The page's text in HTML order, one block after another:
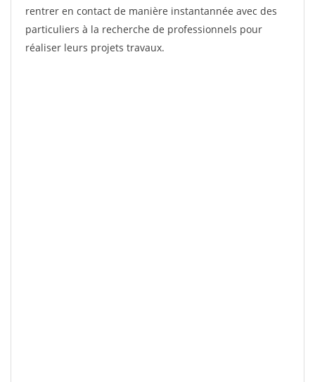
rentrer en contact de manière instantannée avec des
particuliers à la recherche de professionnels pour
réaliser leurs projets travaux.